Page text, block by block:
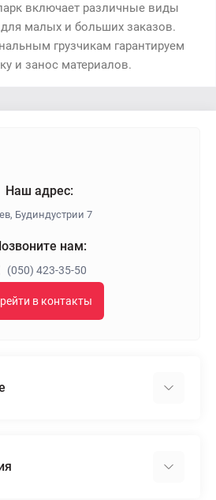
включает различные виды
для малых и больших заказов.
грузчикам гарантируем
и занос материалов.
Наш адрес:
Будиндустрии 7
нам:
(050) 423-35-50
в контакты